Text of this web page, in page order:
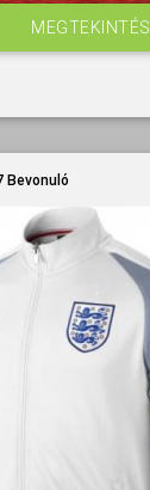
MEGTEKINTÉS
Bevonuló